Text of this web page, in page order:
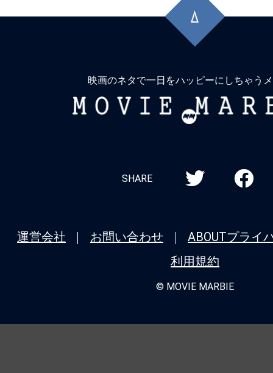
頭
に
映画のネタで一日をハッピーにしちゃう
MOVIE
SHARE
運営会社 お問い合わせ ABOUTプライ
利用規約
© MOVIE MARBIE